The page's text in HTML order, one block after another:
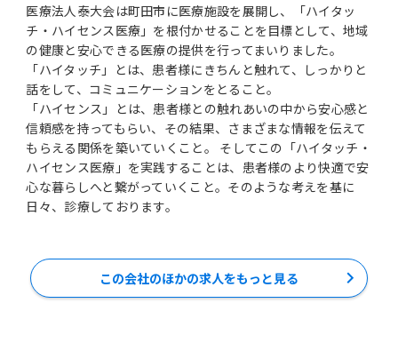
医療法人泰大会は町田市に医療施設を展開し、「ハイタッ
チ・ハイセンス医療」を根付かせることを目標として、地域
の健康と安心できる医療の提供を行ってまいりました。
「ハイタッチ」とは、患者様にきちんと触れて、しっかりと
話をして、コミュニケーションをとること。
「ハイセンス」とは、患者様との触れあいの中から安心感と
信頼感を持ってもらい、その結果、さまざまな情報を伝えて
もらえる関係を築いていくこと。 そしてこの「ハイタッチ・
ハイセンス医療」を実践することは、患者様のより快適で安
心な暮らしへと繋がっていくこと。そのような考えを基に
日々、診療しております。
この会社のほかの求人をもっと見る